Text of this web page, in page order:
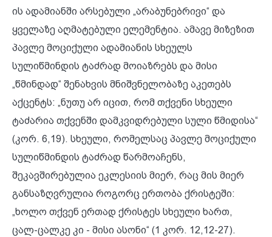
ის ადამიანში არსებული „არაბუნებრივი“ და
ყველაზე აღმატებული ელემენტია. ამავე მიზეზით
პავლე მოციქული ადამიანის სხეულს
სულიწმინდის ტაძრად მოიაზრებს და მისი
„წმინდად“ შენახვის მნიშვნელობაზე აკეთებს
აქცენტს: „ნუთუ არ იცით, რომ თქვენი სხეული
ტაძარია თქვენში დამკვიდრებული სული წმიდისა“
(კორ. 6,19). სხეული, რომელსაც პავლე მოციქული
სულიწმინდის ტაძრად წარმოაჩენს,
შეკავშირებულია ეკლესიის მიერ, რაც მის მიერ
განსაზღვრულია როგორც ერთობა ქრისტეში:
„ხოლო თქვენ ერთად ქრისტეს სხეული ხართ,
ცალ-ცალკე კი - მისი ასონი“ (1 კორ. 12,12-27).